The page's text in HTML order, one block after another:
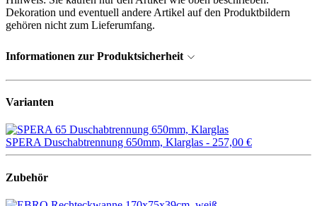
Dekoration und eventuell andere Artikel auf den Produktbildern
gehören nicht zum Lieferumfang.
Informationen zur Produktsicherheit
Varianten
SPERA Duschabtrennung 650mm, Klarglas - 257,00 €
Zubehör